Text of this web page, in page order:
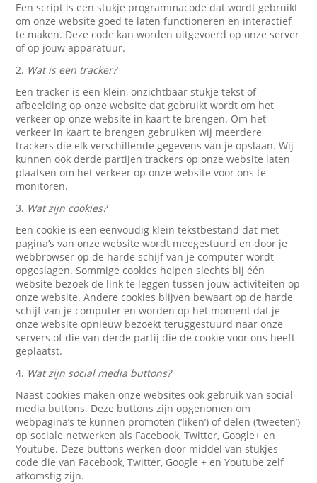
Een script is een stukje programmacode dat wordt gebruikt
om onze website goed te laten functioneren en interactief
te maken. Deze code kan worden uitgevoerd op onze server
of op jouw apparatuur.
2. Wat is een tracker?
Een tracker is een klein, onzichtbaar stukje tekst of
afbeelding op onze website dat gebruikt wordt om het
verkeer op onze website in kaart te brengen. Om het
verkeer in kaart te brengen gebruiken wij meerdere
trackers die elk verschillende gegevens van je opslaan. Wij
kunnen ook derde partijen trackers op onze website laten
plaatsen om het verkeer op onze website voor ons te
monitoren.
3. Wat zijn cookies?
Een cookie is een eenvoudig klein tekstbestand dat met
pagina’s van onze website wordt meegestuurd en door je
webbrowser op de harde schijf van je computer wordt
opgeslagen. Sommige cookies helpen slechts bij één
website bezoek de link te leggen tussen jouw activiteiten op
onze website. Andere cookies blijven bewaart op de harde
schijf van je computer en worden op het moment dat je
onze website opnieuw bezoekt teruggestuurd naar onze
servers of die van derde partij die de cookie voor ons heeft
geplaatst.
4. Wat zijn social media buttons?
Naast cookies maken onze websites ook gebruik van social
media buttons. Deze buttons zijn opgenomen om
webpagina’s te kunnen promoten (‘liken’) of delen (‘tweeten’)
op sociale netwerken als Facebook, Twitter, Google+ en
Youtube. Deze buttons werken door middel van stukjes
code die van Facebook, Twitter, Google + en Youtube zelf
afkomstig zijn.